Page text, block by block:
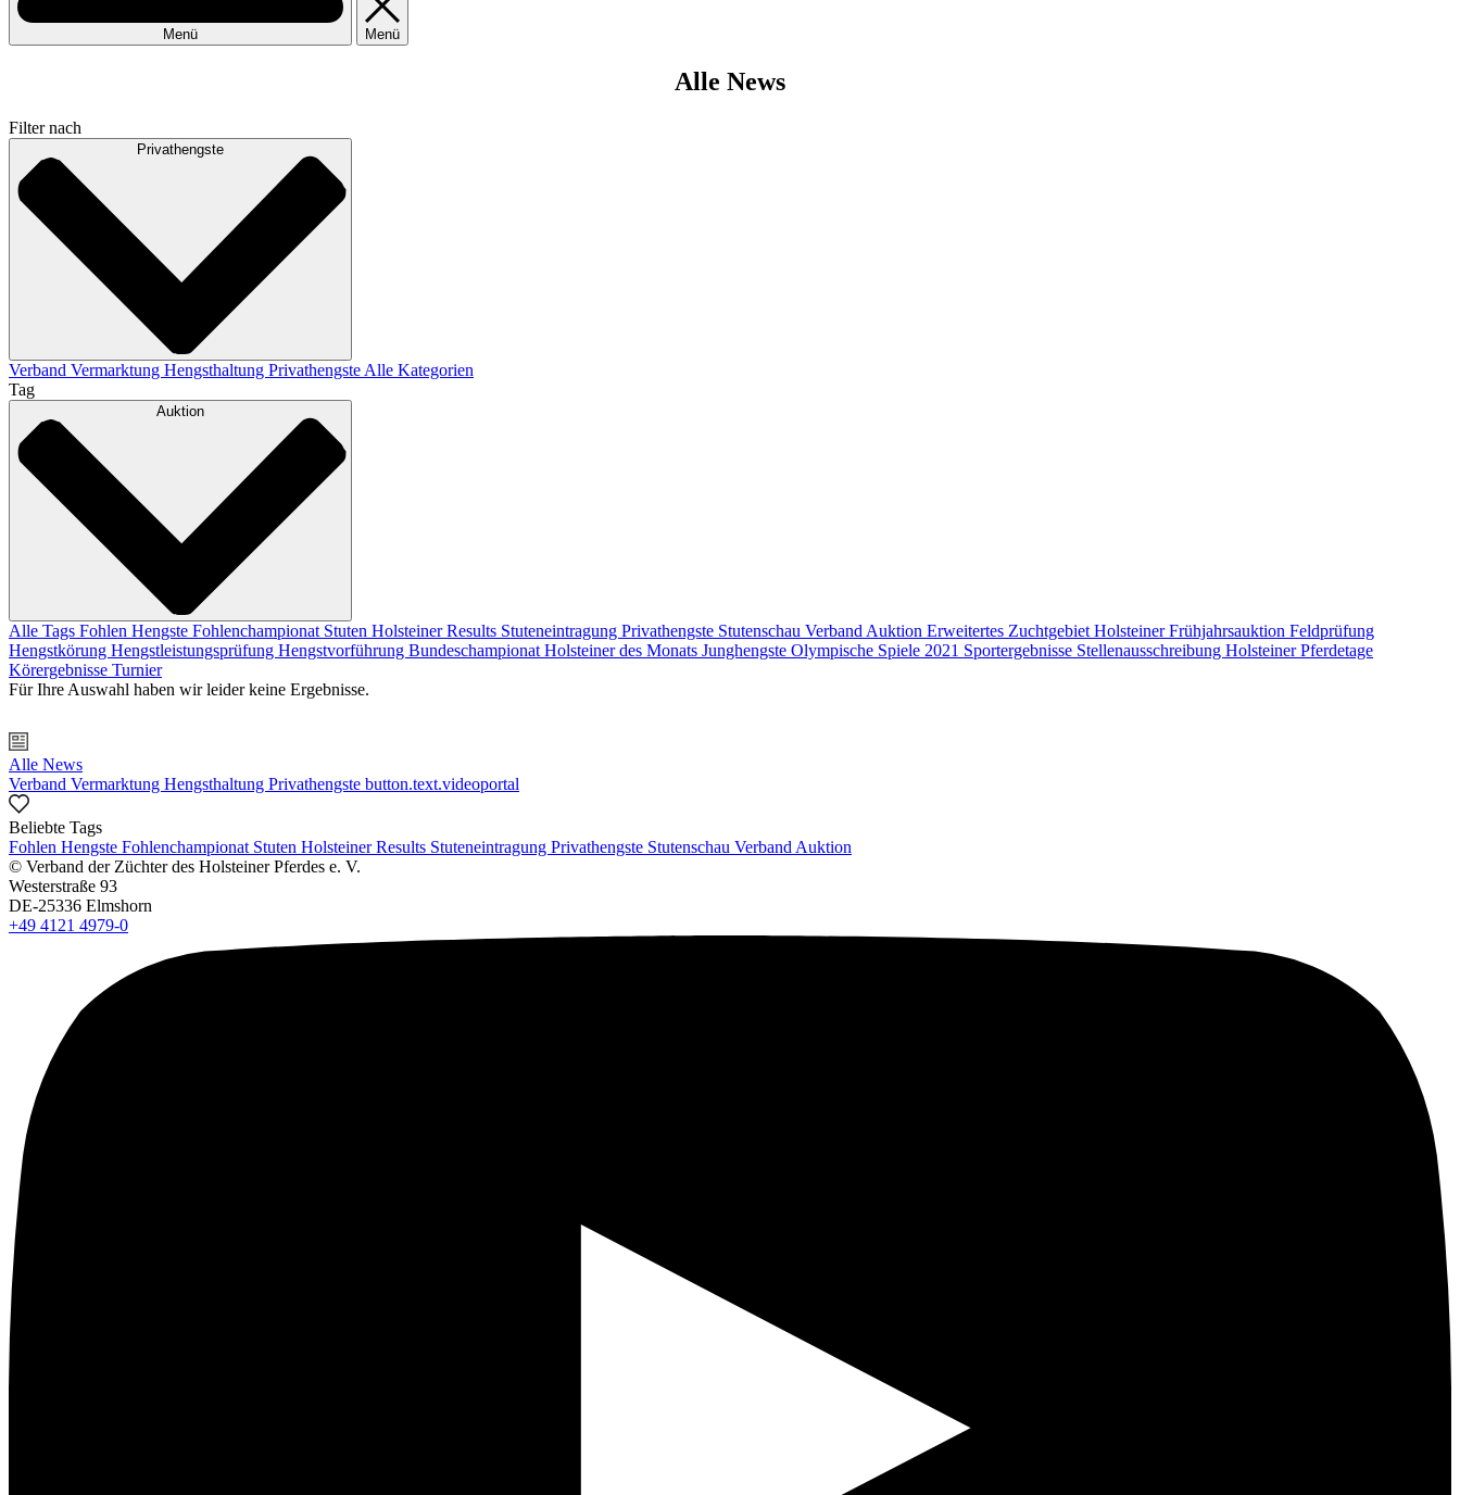
Menü Menü
Alle News
Filter nach
Privathengste
Verband Vermarktung Hengsthaltung Privathengste Alle Kategorien
Tag
Auktion
Alle Tags Fohlen Hengste Fohlenchampionat Stuten Holsteiner Results Stuteneintragung Privathengste Stutenschau Verband Auktion Erweitertes Zuchtgebiet Holsteiner Frühjahrsauktion Feldprüfung
Hengstkörung Hengstleistungsprüfung Hengstvorführung Bundeschampionat Holsteiner des Monats Junghengste Olympische Spiele 2021 Sportergebnisse Stellenausschreibung Holsteiner Pferdetage
Körergebnisse Turnier
Für Ihre Auswahl haben wir leider keine Ergebnisse.
Alle News
Verband Vermarktung Hengsthaltung Privathengste button.text.videoportal
Beliebte Tags
Fohlen Hengste Fohlenchampionat Stuten Holsteiner Results Stuteneintragung Privathengste Stutenschau Verband Auktion
© Verband der Züchter des Holsteiner Pferdes e. V.
Westerstraße 93
DE-25336 Elmshorn
+49 4121 4979-0